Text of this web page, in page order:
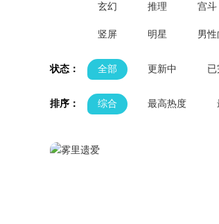
玄幻 推理 宫斗
竖屏 明星 男性
状态： 全部 更新中
排序： 综合 最高热度